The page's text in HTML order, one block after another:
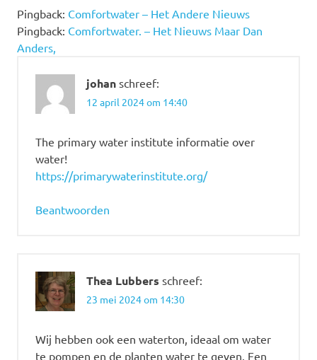
Pingback: Comfortwater – Het Andere Nieuws
Pingback: Comfortwater. – Het Nieuws Maar Dan
Anders,
johan schreef:
12 april 2024 om 14:40
The primary water institute informatie over
water!
https://primarywaterinstitute.org/
Beantwoorden
Thea Lubbers schreef:
23 mei 2024 om 14:30
Wij hebben ook een waterton, ideaal om water
te pompen en de planten water te geven. Een